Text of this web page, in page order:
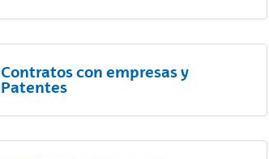
Contratos con empresas y
Patentes